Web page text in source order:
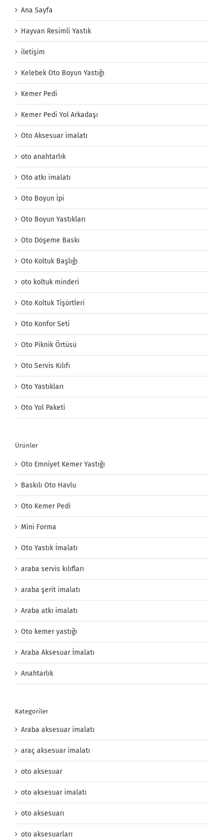
Ana Sayfa
Hayvan Resimli Yastık
iletişim
Kelebek Oto Boyun Yastığı
Kemer Pedi
Kemer Pedi Yol Arkadaşı
Oto Aksesuar imalatı
oto anahtarlık
Oto atkı imalatı
Oto Boyun İpi
Oto Boyun Yastıkları
Oto Döşeme Baskı
Oto Koltuk Başlığı
oto koltuk minderi
Oto Koltuk Tişörtleri
Oto Konfor Seti
Oto Piknik Örtüsü
Oto Servis Kılıfı
Oto Yastıkları
Oto Yol Paketi
Ürünler
Oto Emniyet Kemer Yastığı
Baskılı Oto Havlu
Oto Kemer Pedi
Mini Forma
Oto Yastık İmalatı
araba servis kılıfları
araba şerit imalatı
Araba atkı imalatı
Oto kemer yastığı
Araba Aksesuar İmalatı
Anahtarlık
Kategoriler
Araba aksesuar imalatı
araç aksesuar imalatı
oto aksesuar
oto aksesuar imalatı
oto aksesuarı
oto aksesuarları